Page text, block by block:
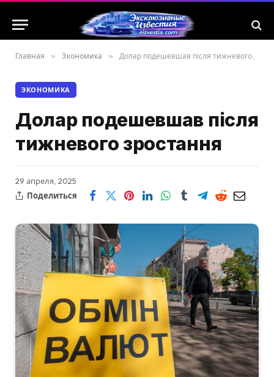
Главная » Экономика » Долар подешевшав після тижневого зростання
ЭКОНОМИКА
Долар подешевшав після
тижневого зростання
29 апреля, 2025
Поделиться